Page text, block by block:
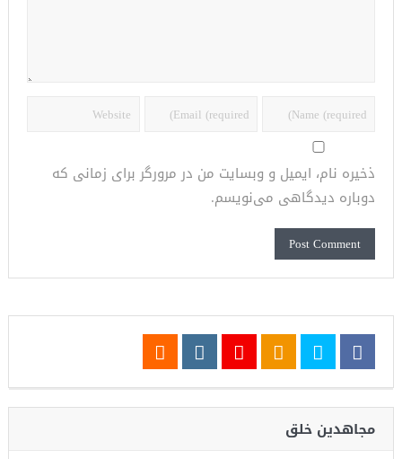
ذخیره نام، ایمیل و وبسایت من در مرورگر برای زمانی که
دوباره دیدگاهی می‌نویسم.
مجاهدین خلق